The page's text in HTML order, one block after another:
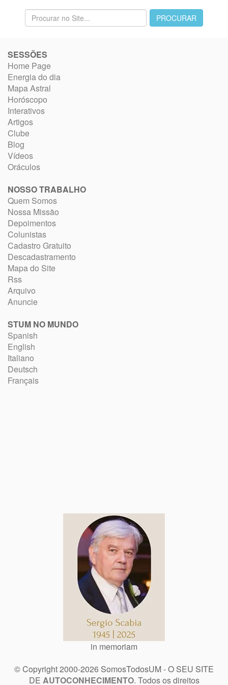
SESSÕES
Home Page
Energia do dia
Mapa Astral
Horóscopo
Interativos
Artigos
Clube
Blog
Vídeos
Oráculos
NOSSO TRABALHO
Quem Somos
Nossa Missão
Depoimentos
Colunistas
Cadastro Gratuito
Descadastramento
Mapa do Site
Rss
Arquivo
Anuncie
STUM NO MUNDO
Spanish
English
Italiano
Deutsch
Français
in memoriam
© Copyright 2000-2026 SomosTodosUM - O SEU SITE
DE AUTOCONHECIMENTO. Todos os direitos